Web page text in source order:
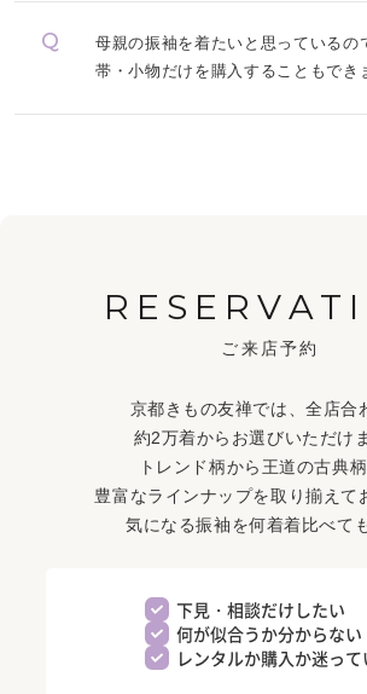
母親の振袖を着たいと思っているの
帯・小物だけを購入することもでき
ご来店予約
京都きもの友禅では、全店合
約2万着からお選びいただけ
トレンド柄から王道の古典
豊富なラインナップを取り揃えて
気になる振袖を何着着比べて
下見・相談だけしたい
何が似合うか分からない
レンタルか購入か迷って